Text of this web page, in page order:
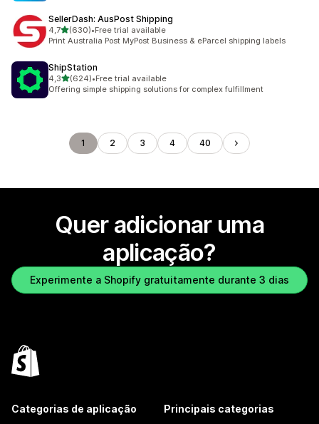
SellerDash: AusPost Shipping
4,7de 5 estrelas
(630)
630 total de avaliações
•Free trial available
Print Australia Post MyPost Business & eParcel shipping labels
ShipStation
4,3de 5 estrelas
(624)
624 total de avaliações
•Free trial available
Offering simple shipping solutions for complex fulfillment
1 2 3 4 40
Quer adicionar uma
aplicação?
Experimente a Shopify gratuitamente durante 3 dias
Categorias de aplicação Principais categorias